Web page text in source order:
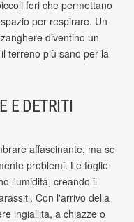
fori che permettano
per respirare. Un
diventino un
terreno più sano per la
E DETRITI
affascinante, ma se
problemi. Le foglie
l'umidità, creando il
Con l'arrivo della
ingiallita, a chiazze o